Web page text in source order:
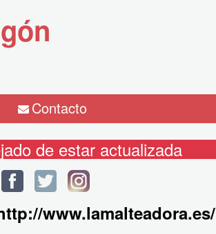
Contacto
de estar actualizada
www.lamalteadora.es/